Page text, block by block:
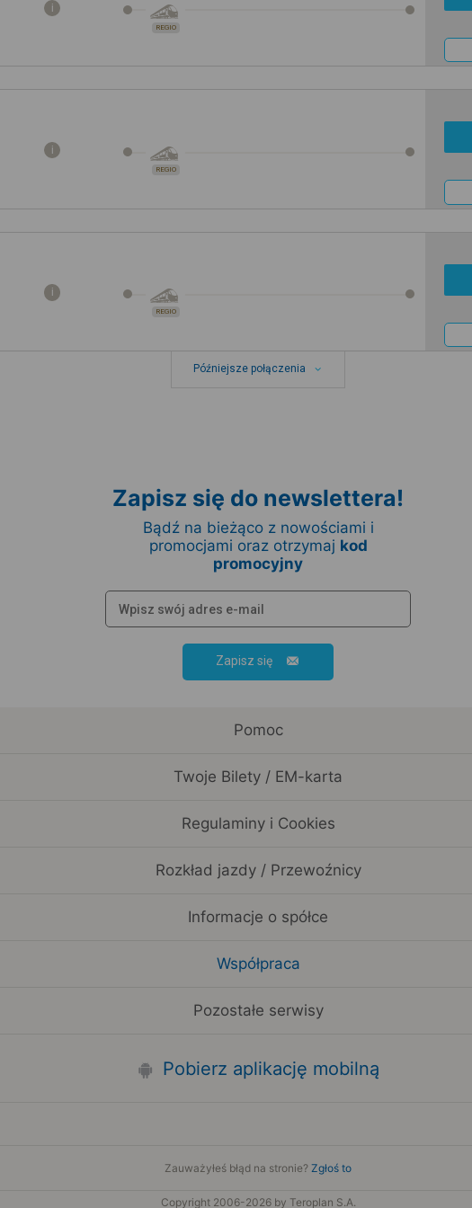
REGIO
REGIO
REGIO
Późniejsze połączenia
Zapisz się do newslettera!
Bądź na bieżąco z nowościami i
promocjami oraz otrzymaj kod
promocyjny
Zapisz się
Pomoc
Twoje Bilety / EM-karta
Regulaminy i Cookies
Rozkład jazdy / Przewoźnicy
Informacje o spółce
Współpraca
Pozostałe serwisy
Pobierz aplikację mobilną
Zauważyłeś błąd na stronie? Zgłoś to
Copyright 2006-2026 by Teroplan S.A.